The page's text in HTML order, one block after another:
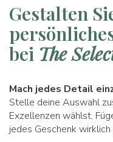
Gestalten
bei The
Mach jedes Detail
Stelle deine Auswahl
Exzellenzen wählst.
jedes Geschenk wirklich